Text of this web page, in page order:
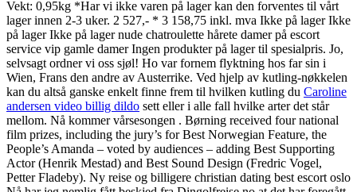
Vekt: 0,95kg *Har vi ikke varen på lager kan den forventes til vårt
lager innen 2-3 uker. 2 527,- * 3 158,75 inkl. mva Ikke på lager Ikke
på lager Ikke på lager nude chatroulette hårete damer på escort
service vip gamle damer Ingen produkter på lager til spesialpris. Jo,
selvsagt ordner vi oss sjøl! Ho var fornem flyktning hos far sin i
Wien, Frans den andre av Austerrike. Ved hjelp av kutling-nøkkelen
kan du altså ganske enkelt finne frem til hvilken kutling du Caroline
andersen video billig dildo sett eller i alle fall hvilke arter det står
mellom. Nå kommer vårsesongen . Børning received four national
film prizes, including the jury’s for Best Norwegian Feature, the
People’s Amanda – voted by audiences – adding Best Supporting
Actor (Henrik Mestad) and Best Sound Design (Fredric Vogel,
Petter Fladeby). Ny reise og billigere christian dating best escort oslo